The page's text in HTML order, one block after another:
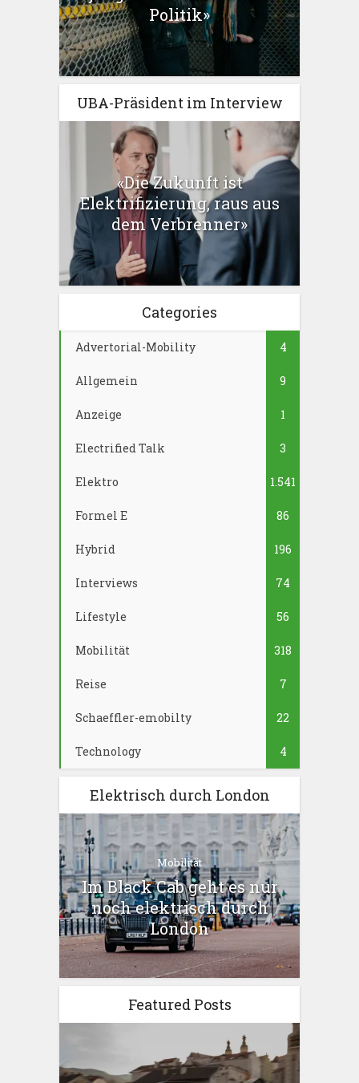
Politik»
UBA-Präsident im Interview
«Die Zukunft ist
Elektrifizierung, raus aus
dem Verbrenner»
Categories
Advertorial-Mobility 4
Allgemein 9
Anzeige 1
Electrified Talk 3
Elektro 1.541
Formel E 86
Hybrid 196
Interviews 74
Lifestyle 56
Mobilität 318
Reise 7
Schaeffler-emobilty 22
Technology 4
Elektrisch durch London
Mobilität
Im Black Cab geht es nur
noch elektrisch durch
London
Featured Posts